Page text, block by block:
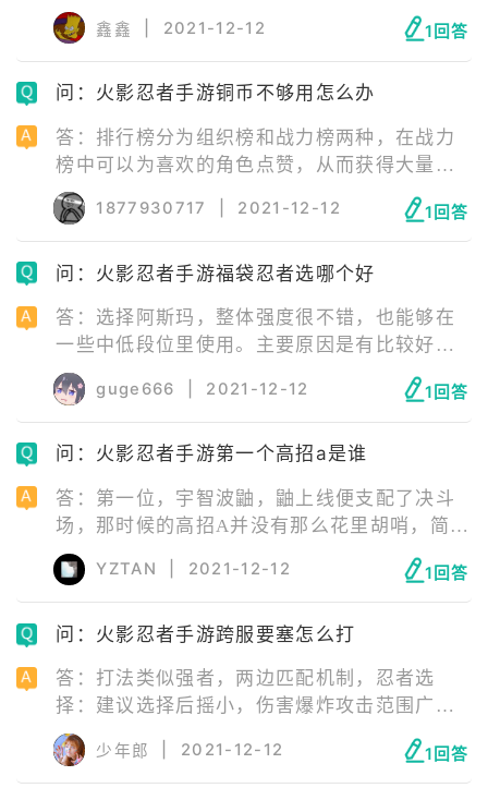
2016年5月19日正式发行，所以到2021年已经
上线五年多了。
鑫鑫 2021-12-12 1回答
问：火影忍者手游铜币不够用怎么办
答：排行榜分为组织榜和战力榜两种，在战力
榜中可以为喜欢的角色点赞，从而获得大量铜
币。丰饶之间本就是一个可以产出大量福利的
副本，经验、声望和铜币都是相当给力的，每
天三次挑战机会，等级越高可挑战的副本也就
越高。
1877930717 2021-12-12 1回答
问：火影忍者手游福袋忍者选哪个好
答：选择阿斯玛，整体强度很不错，也能够在
一些中低段位里使用。主要原因是有比较好的
起手技能，连招也很稳定，奥义范围大，还能
够接技能，算是一个还可以的A忍。
guge666 2021-12-12 1回答
问：火影忍者手游第一个高招a是谁
答：第一位，宇智波鼬，鼬上线便支配了决斗
场，那时候的高招A并没有那么花里胡哨，简单
粗暴。鼬分身极长的存在时间，控场能力极
强，天照拥有大范围的抓取，几乎进入视线就
可以吸进去。
YZTAN 2021-12-12 1回答
问：火影忍者手游跨服要塞怎么打
答：打法类似强者，两边匹配机制，忍者选
择：建议选择后摇小，伤害爆炸攻击范围广，
技能衔接稳定的忍者。攻击要塞：要善于利用
突进、撤退、诱敌，在该要塞敌人少，守方多
的情况可以利用突进，到战况猛烈之地支援，
少年郎 2021-12-12 1回答